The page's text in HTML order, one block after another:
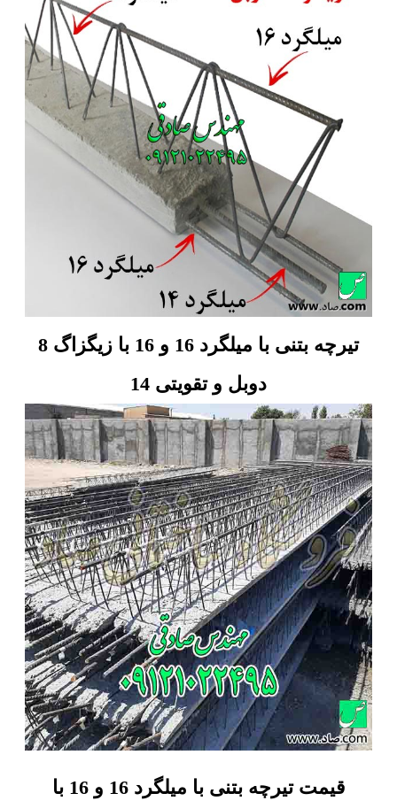
تیرچه بتنی با میلگرد 16 و 16 با زیگزاگ 8
دوبل و تقویتی 14
قیمت تیرچه بتنی با میلگرد 16 و 16 با